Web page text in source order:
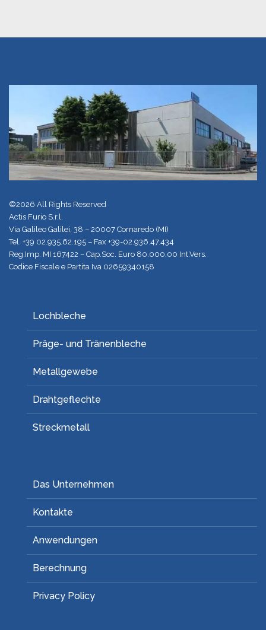
©2026 All Rights Reserved
Actis Furio S.r.l.
Via Galileo Galilei, 38 – 20007 Cornaredo (MI)
Tel. +39 02.935.62.195 – Fax +39-02.936.47.434
Reg.Imp. MI 167422 – Cap.Soc. Euro 80.000,00 Int.Vers.
Codice Fiscale e Partita Iva 02659340158
Lochbleche
Präge- und Tränenbleche
Metallgewebe
Drahtgeflechte
Streckmetall
Das Unternehmen
Kontakte
Anwendungen
Berechnung
Privacy Policy